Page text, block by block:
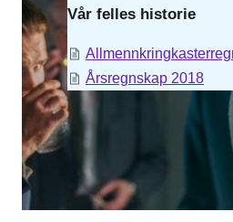
Vår felles historie
Årsregnskap 2018